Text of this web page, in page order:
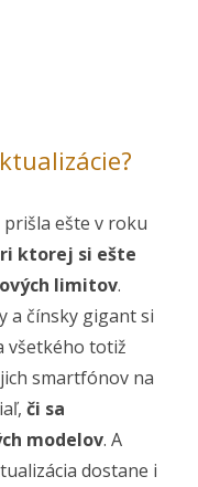
ešte v roku
ktorej si ešte
limitov.
a čínsky gigant si
všetkého totiž
smartfónov na
či sa
modelov. A
dostane i